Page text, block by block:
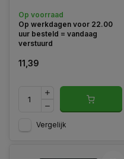
gelijkmatige luchtverdeling.
Op voorraad
Op werkdagen voor 22.00
uur besteld = vandaag
verstuurd
11,39
Vergelijk